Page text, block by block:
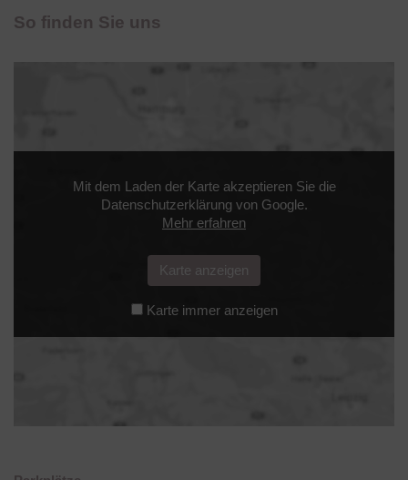
So finden Sie uns
Mit dem Laden der Karte akzeptieren Sie die
Datenschutzerklärung von Google.
Mehr erfahren
Karte anzeigen
Karte immer anzeigen